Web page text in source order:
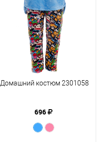
Домашний костюм 2301058
696